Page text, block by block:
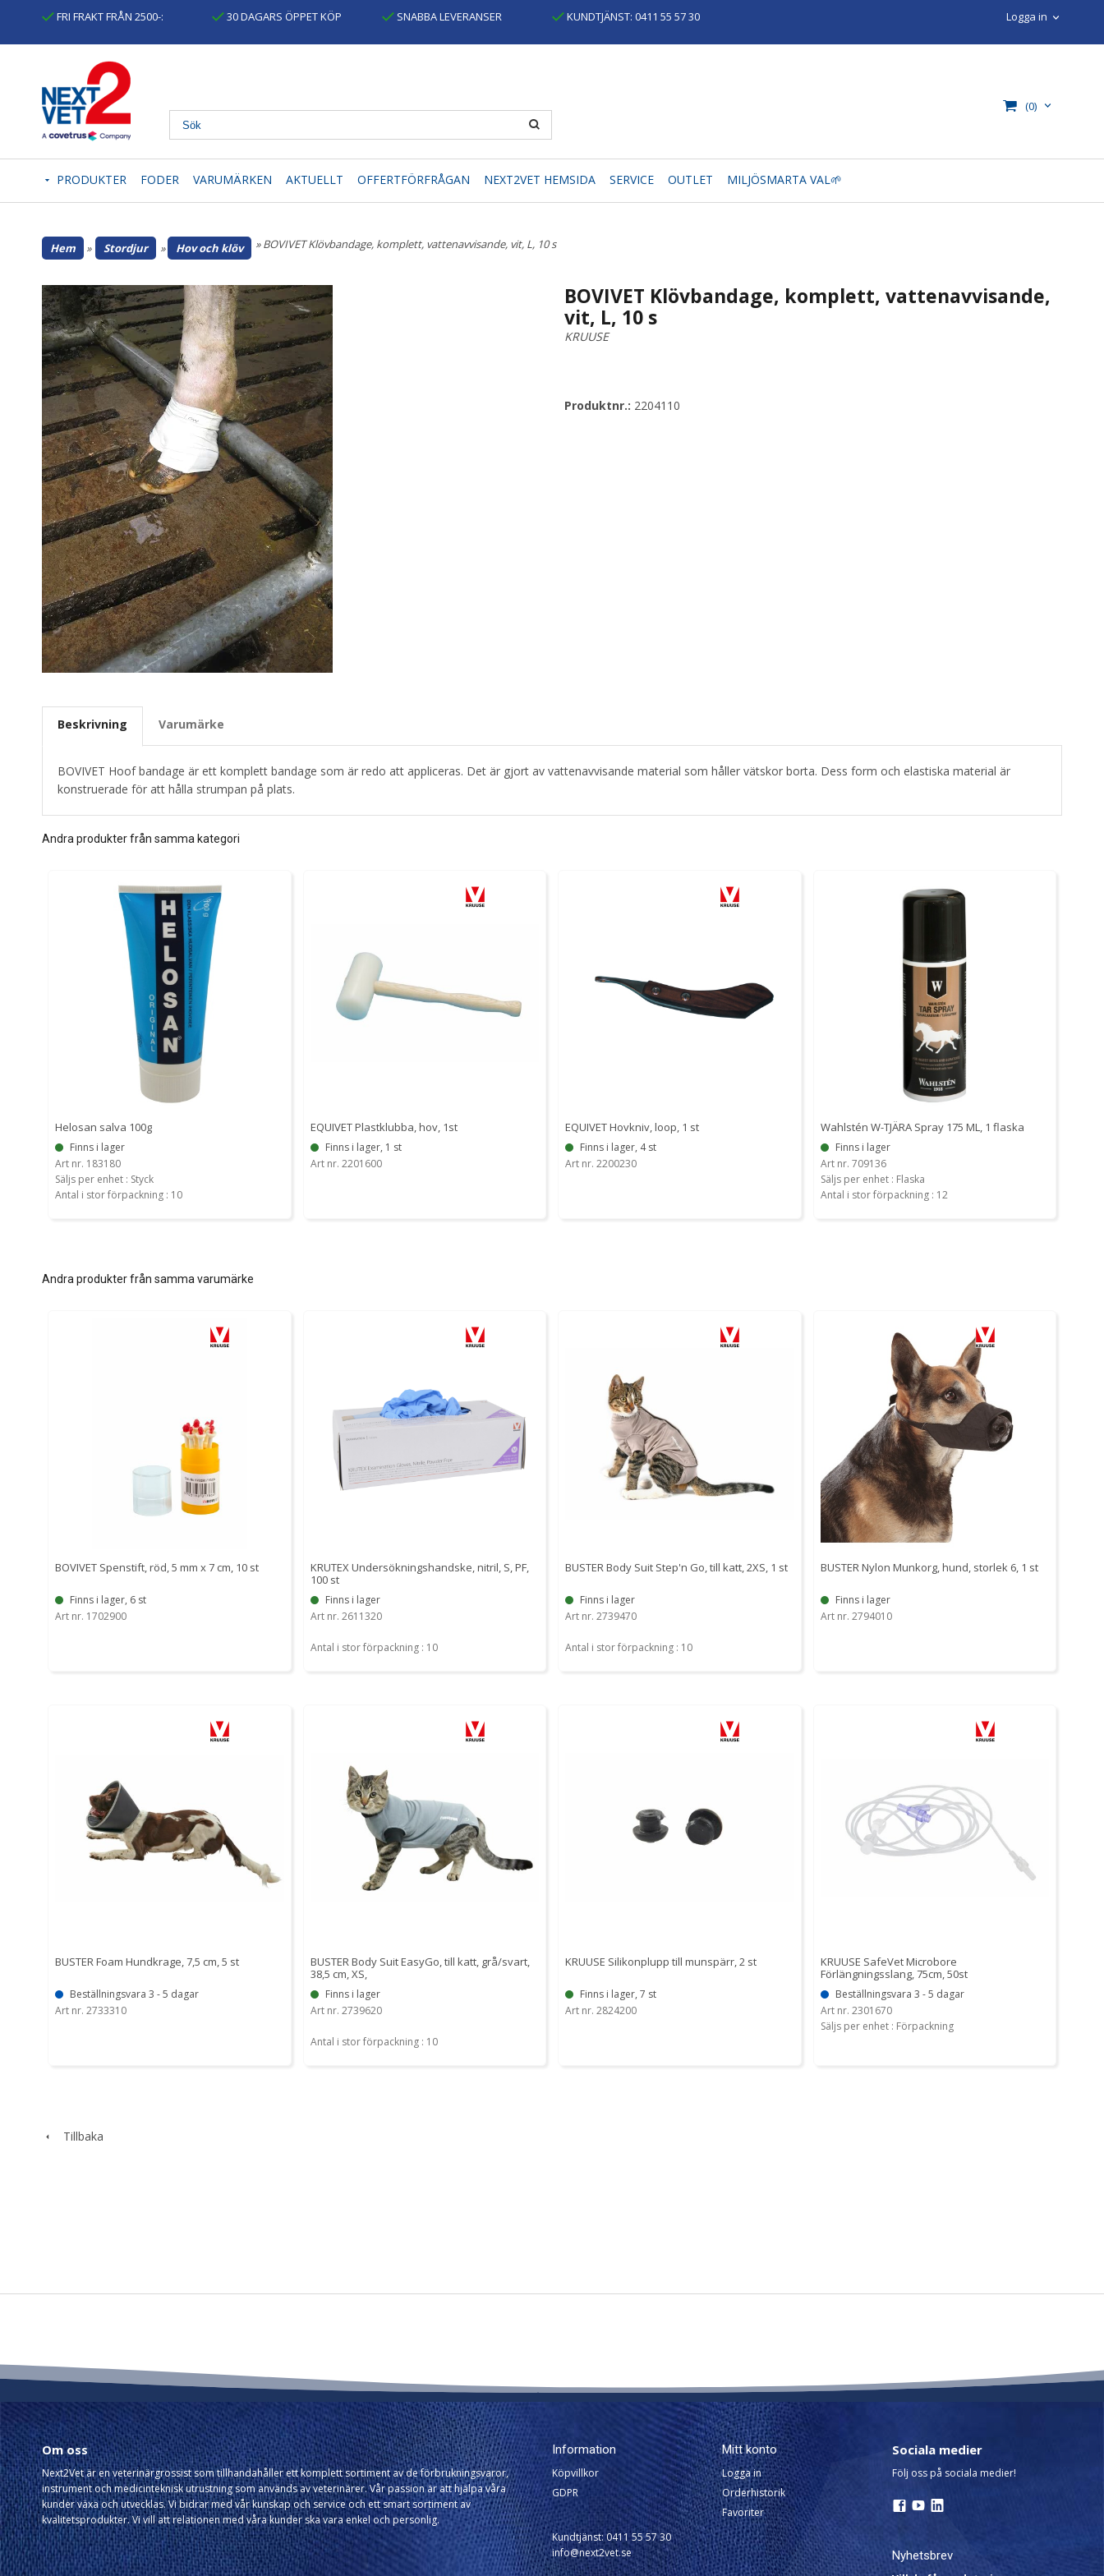
FRI FRAKT FRÅN 2500-: 30 DAGARS ÖPPET KÖP SNABBA LEVERANSER KUNDTJÄNST: 0411 55 57 30 Logga in
(0)
PRODUKTER FODER VARUMÄRKEN AKTUELLT OFFERTFÖRFRÅGAN NEXT2VET HEMSIDA SERVICE OUTLET MILJÖSMARTA VAL🌱
Hem » Stordjur » Hov och klöv » BOVIVET Klövbandage, komplett, vattenavvisande, vit, L, 10 s
BOVIVET Klövbandage, komplett, vattenavvisande,
vit, L, 10 s
KRUUSE
Produktnr.: 2204110
Beskrivning Varumärke
BOVIVET Hoof bandage är ett komplett bandage som är redo att appliceras. Det är gjort av vattenavvisande material som håller vätskor borta. Dess form och elastiska material är
konstruerade för att hålla strumpan på plats.
Andra produkter från samma kategori
Helosan salva 100g
Finns i lager
Art nr. 183180
Säljs per enhet : Styck
Antal i stor förpackning : 10
EQUIVET Plastklubba, hov, 1st
Finns i lager, 1 st
Art nr. 2201600
EQUIVET Hovkniv, loop, 1 st
Finns i lager, 4 st
Art nr. 2200230
Wahlstén W-TJÄRA Spray 175 ML, 1 flaska
Finns i lager
Art nr. 709136
Säljs per enhet : Flaska
Antal i stor förpackning : 12
Andra produkter från samma varumärke
BOVIVET Spenstift, röd, 5 mm x 7 cm, 10 st
Finns i lager, 6 st
Art nr. 1702900
KRUTEX Undersökningshandske, nitril, S, PF,
100 st
Finns i lager
Art nr. 2611320
Antal i stor förpackning : 10
BUSTER Body Suit Step'n Go, till katt, 2XS, 1 st
Finns i lager
Art nr. 2739470
Antal i stor förpackning : 10
BUSTER Nylon Munkorg, hund, storlek 6, 1 st
Finns i lager
Art nr. 2794010
BUSTER Foam Hundkrage, 7,5 cm, 5 st
Beställningsvara 3 - 5 dagar
Art nr. 2733310
BUSTER Body Suit EasyGo, till katt, grå/svart,
38,5 cm, XS,
Finns i lager
Art nr. 2739620
Antal i stor förpackning : 10
KRUUSE Silikonplupp till munspärr, 2 st
Finns i lager, 7 st
Art nr. 2824200
KRUUSE SafeVet Microbore
Förlängningsslang, 75cm, 50st
Beställningsvara 3 - 5 dagar
Art nr. 2301670
Säljs per enhet : Förpackning
Tillbaka
Om oss
Next2Vet är en veterinärgrossist som tillhandahåller ett komplett sortiment av de förbrukningsvaror,
instrument och medicinteknisk utrustning som används av veterinärer. Vår passion är att hjälpa våra
kunder växa och utvecklas. Vi bidrar med vår kunskap och service och ett smart sortiment av
kvalitetsprodukter. Vi vill att relationen med våra kunder ska vara enkel och personlig.
Information
Köpvillkor
GDPR
Kundtjänst: 0411 55 57 30
info@next2vet.se
Mitt konto
Logga in
Orderhistorik
Favoriter
Sociala medier
Följ oss på sociala medier!
Nyhetsbrev